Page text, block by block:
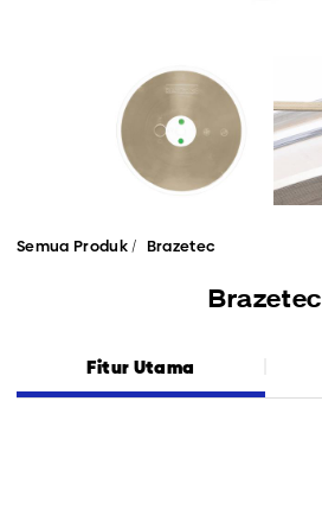
Semua Produk Brazetec
Brazetec
Fitur Utama